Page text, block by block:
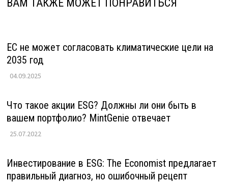
ВАМ ТАКЖЕ МОЖЕТ ПОНРАВИТЬСЯ
ЕС не может согласовать климатические цели на
2035 год
04.09.2025
Что такое акции ESG? Должны ли они быть в
вашем портфолио? MintGenie отвечает
25.07.2022
Инвестирование в ESG: The Economist предлагает
правильный диагноз, но ошибочный рецепт